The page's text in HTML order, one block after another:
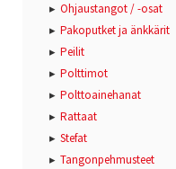
Ohjaustangot / -osat
Pakoputket ja änkkärit
Peilit
Polttimot
Polttoainehanat
Rattaat
Stefat
Tangonpehmusteet